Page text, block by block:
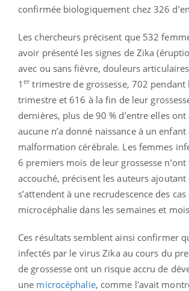
confirmée biologiquement chez 326
Les chercheurs précisent que 532
avoir présenté les signes de Zika
avec ou sans fièvre, douleurs
1ertrimestre de grossesse, 702 pendant
trimestre et 616 à la fin de leur
dernières, plus de 90 % d’entre elles ont
aucune n’a donné naissance à un enfant
malformation cérébrale. Les femmes
6 premiers mois de leur grossesse
accouché, précisent les auteurs ajoutant
s’attendent à une recrudescence des cas
microcéphalie dans les semaines et
Ces résultats semblent ainsi confirmer
infectés par le virus Zika au cours du
de grossesse ont un risque accru de
une microcéphalie, comme l'avait